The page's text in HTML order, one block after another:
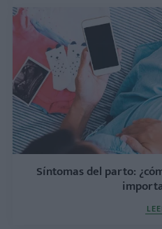
Síntomas del parto: